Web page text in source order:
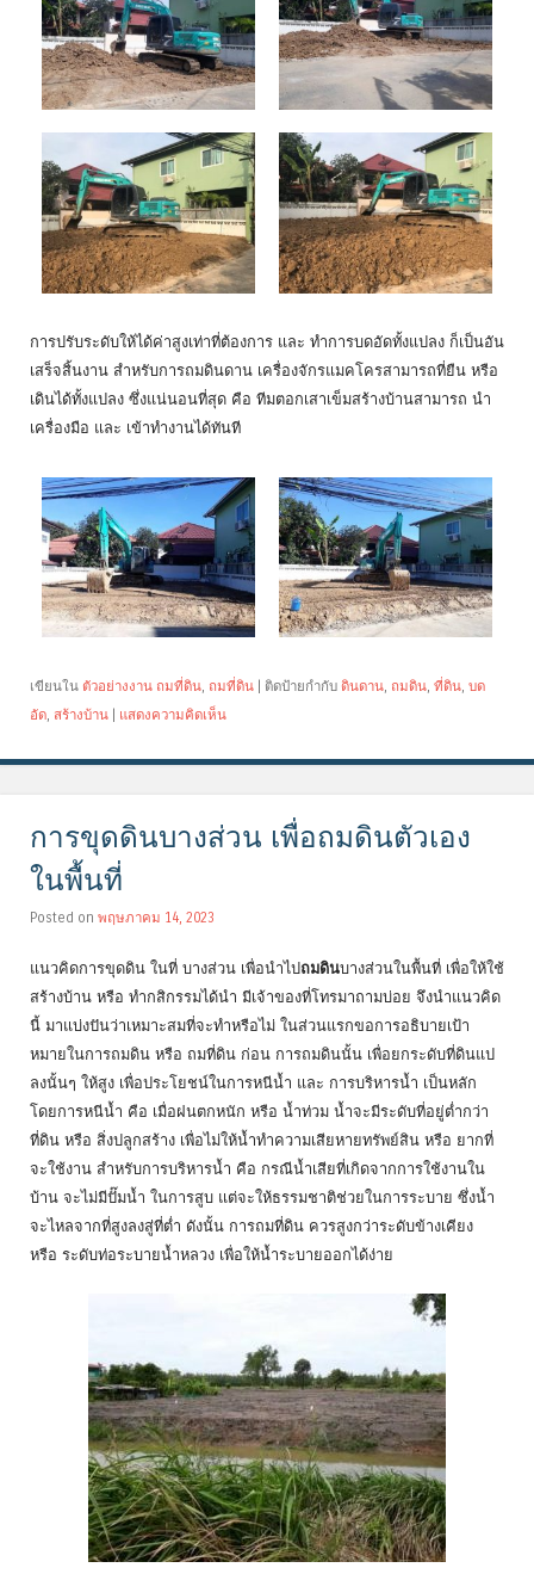
การปรับระดับให้ได้ค่าสูงเท่าที่ต้องการ และ ทำการบดอัดทั้งแปลง ก็เป็นอัน
เสร็จสิ้นงาน สำหรับการถมดินดาน เครื่องจักรแมคโครสามารถที่ยืน หรือ
เดินได้ทั้งแปลง ซึ่งแน่นอนที่สุด คือ ทีมตอกเสาเข็มสร้างบ้านสามารถ นำ
เครื่องมือ และ เข้าทำงานได้ทันที
เขียนใน ตัวอย่างงาน ถมที่ดิน, ถมที่ดิน ติดป้ายกำกับ ดินดาน, ถมดิน, ที่ดิน, บด
อัด, สร้างบ้าน แสดงความคิดเห็น
การขุดดินบางส่วน เพื่อถมดินตัวเอง
ในพื้นที่
Posted on พฤษภาคม 14, 2023
แนวคิดการขุดดิน ในที่ บางส่วน เพื่อนำไปถมดินบางส่วนในพื้นที่ เพื่อให้ใช้
สร้างบ้าน หรือ ทำกสิกรรมได้นำ มีเจ้าของที่โทรมาถามบ่อย จึงนำแนวคิด
นี้ มาแบ่งปันว่าเหมาะสมที่จะทำหรือไม่ ในส่วนแรกขอการอธิบายเป้า
หมายในการถมดิน หรือ ถมที่ดิน ก่อน การถมดินนั้น เพื่อยกระดับที่ดินแป
ลงนั้นๆ ให้สูง เพื่อประโยชน์ในการหนีน้ำ และ การบริหารน้ำ เป็นหลัก
โดยการหนีน้ำ คือ เมื่อฝนตกหนัก หรือ น้ำท่วม น้ำจะมีระดับที่อยู่ต่ำกว่า
ที่ดิน หรือ สิ่งปลูกสร้าง เพื่อไม่ให้น้ำทำความเสียหายทรัพย์สิน หรือ ยากที่
จะใช้งาน สำหรับการบริหารน้ำ คือ กรณีน้ำเสียที่เกิดจากการใช้งานใน
บ้าน จะไม่มีปั๊มน้ำ ในการสูบ แต่จะให้ธรรมชาติช่วยในการระบาย ซึ่งน้ำ
จะไหลจากที่สูงลงสู่ที่ต่ำ ดังนั้น การถมที่ดิน ควรสูงกว่าระดับข้างเคียง
หรือ ระดับท่อระบายน้ำหลวง เพื่อให้น้ำระบายออกได้ง่าย